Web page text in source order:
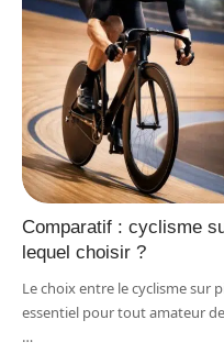
Comparatif : cyclisme
lequel choisir ?
Le choix entre le cyclisme sur
essentiel pour tout amateur
…